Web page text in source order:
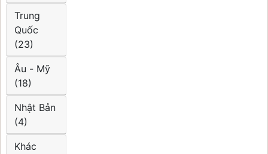
Trung
Quốc
(23)
Âu - Mỹ
(18)
Nhật Bản
(4)
Khác